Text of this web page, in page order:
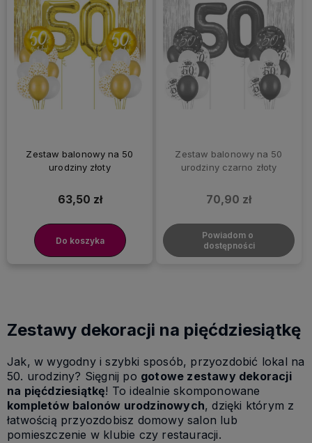
Zestaw balonowy na 50
urodziny złoty
63,50 zł
Do koszyka
Zestaw balonowy na 50
urodziny czarno złoty
70,90 zł
Powiadom o
dostępności
Zestawy dekoracji na pięćdziesiątkę
Jak, w wygodny i szybki sposób, przyozdobić lokal na
50. urodziny? Sięgnij po gotowe zestawy dekoracji
na pięćdziesiątkę! To idealnie skomponowane
kompletów balonów urodzinowych, dzięki którym z
łatwością przyozdobisz domowy salon lub
pomieszczenie w klubie czy restauracji.